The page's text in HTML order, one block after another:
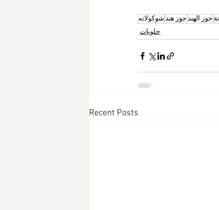
شوكولاتهجوز هندجوز الهند
حلويات
Recent Posts